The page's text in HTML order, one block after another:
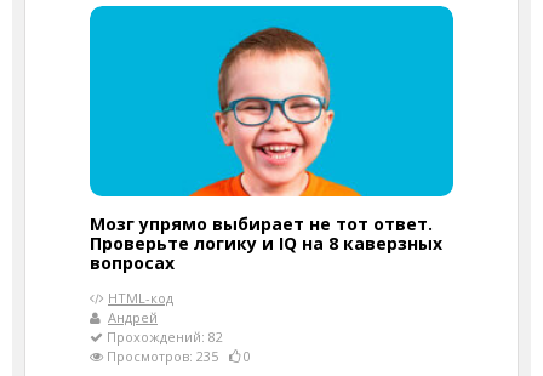
Мозг упрямо выбирает не тот ответ.
Проверьте логику и IQ на 8 каверзных
вопросах
HTML-код
Андрей
Прохождений: 82
Просмотров: 235
0